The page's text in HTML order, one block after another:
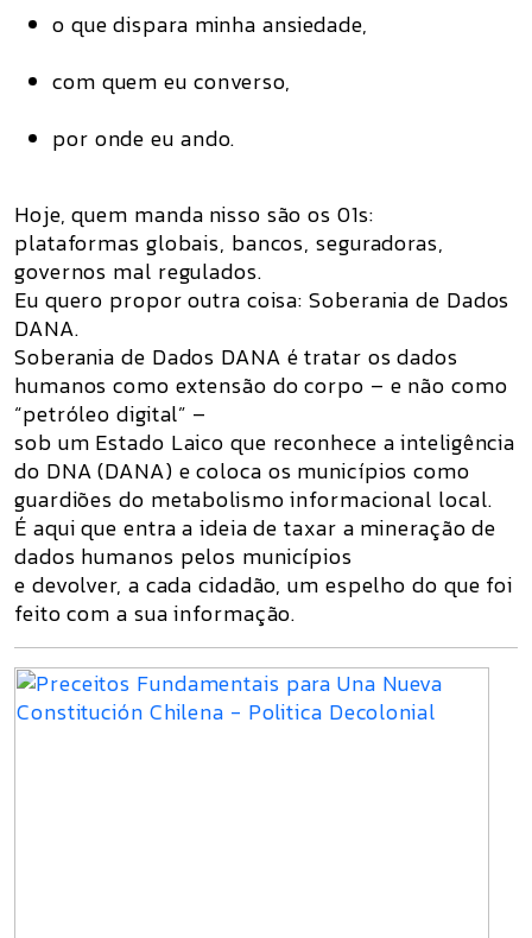
o que dispara minha ansiedade,
com quem eu converso,
por onde eu ando.
Hoje, quem manda nisso são os 01s:
plataformas globais, bancos, seguradoras,
governos mal regulados.
Eu quero propor outra coisa:Soberania de Dados
DANA.
Soberania de Dados DANA é tratar os dados
humanos como extensão do corpo – e não como
“petróleo digital” –
sob um Estado Laico que reconhece a inteligência
do DNA (DANA) e coloca os municípios como
guardiões do metabolismo informacional local.
É aqui que entra a ideia detaxar a mineração de
dados humanos pelos municípios
e devolver, a cada cidadão, um espelho do que foi
feito com a sua informação.